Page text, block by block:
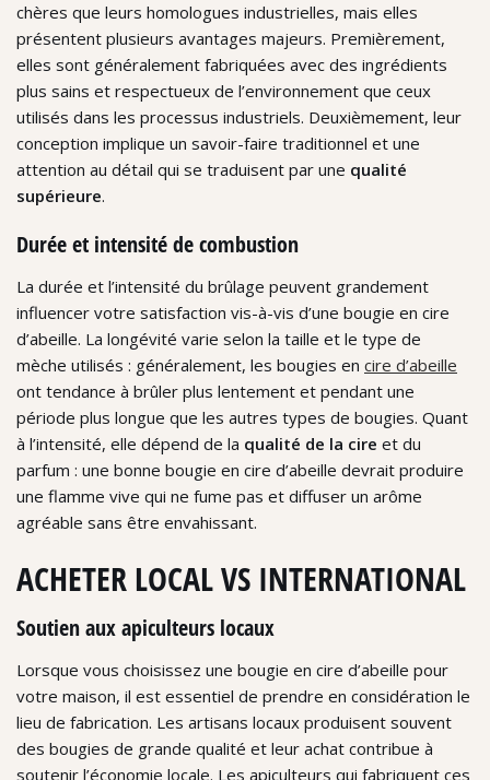
chères que leurs homologues industrielles, mais elles
présentent plusieurs avantages majeurs. Premièrement,
elles sont généralement fabriquées avec des ingrédients
plus sains et respectueux de l’environnement que ceux
utilisés dans les processus industriels. Deuxièmement, leur
conception implique un savoir-faire traditionnel et une
attention au détail qui se traduisent par une qualité
supérieure.
Durée et intensité de combustion
La durée et l’intensité du brûlage peuvent grandement
influencer votre satisfaction vis-à-vis d’une bougie en cire
d’abeille. La longévité varie selon la taille et le type de
mèche utilisés : généralement, les bougies en cire d’abeille
ont tendance à brûler plus lentement et pendant une
période plus longue que les autres types de bougies. Quant
à l’intensité, elle dépend de la qualité de la cire et du
parfum : une bonne bougie en cire d’abeille devrait produire
une flamme vive qui ne fume pas et diffuser un arôme
agréable sans être envahissant.
ACHETER LOCAL VS INTERNATIONAL
Soutien aux apiculteurs locaux
Lorsque vous choisissez une bougie en cire d’abeille pour
votre maison, il est essentiel de prendre en considération le
lieu de fabrication. Les artisans locaux produisent souvent
des bougies de grande qualité et leur achat contribue à
soutenir l’économie locale. Les apiculteurs qui fabriquent ces